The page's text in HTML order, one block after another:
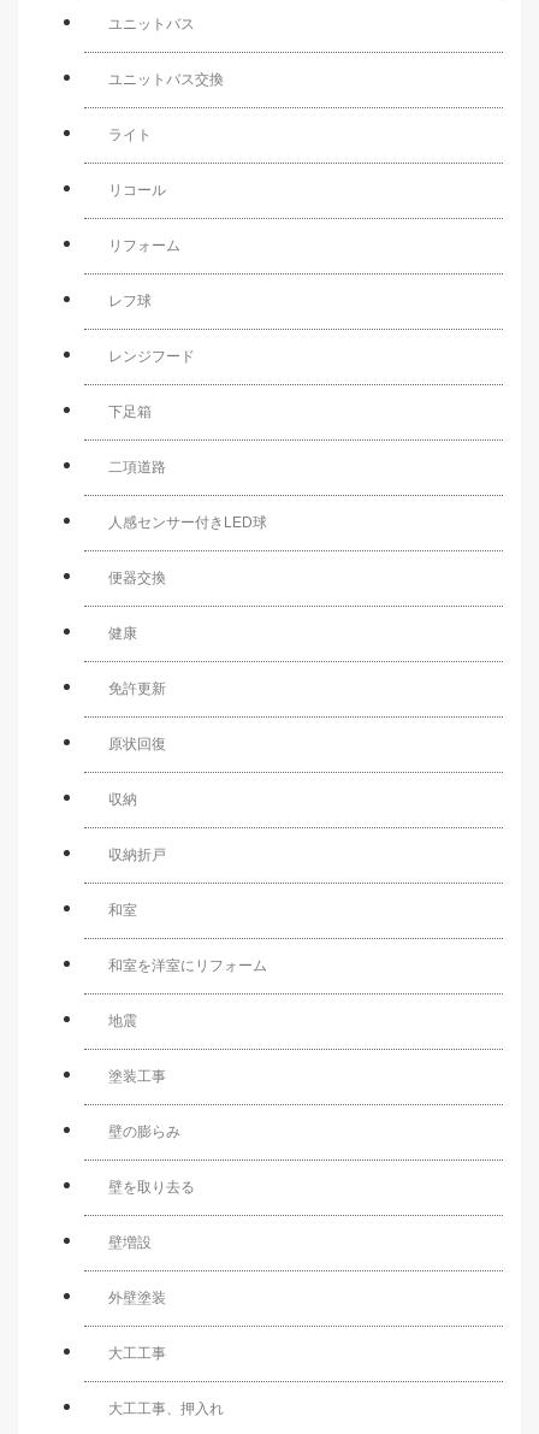
ユニットバス
ユニットバス交換
ライト
リコール
リフォーム
レフ球
レンジフード
下足箱
二項道路
人感センサー付きLED球
便器交換
健康
免許更新
原状回復
収納
収納折戸
和室
和室を洋室にリフォーム
地震
塗装工事
壁の膨らみ
壁を取り去る
壁増設
外壁塗装
大工工事
大工工事、押入れ